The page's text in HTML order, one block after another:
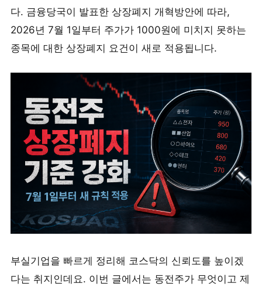
다. 금융당국이 발표한 상장폐지 개혁방안에 따라,
2026년 7월 1일부터 주가가 1000원에 미치지 못하는
종목에 대한 상장폐지 요건이 새로 적용됩니다.
부실기업을 빠르게 정리해 코스닥의 신뢰도를 높이겠
다는 취지인데요. 이번 글에서는 동전주가 무엇이고 제